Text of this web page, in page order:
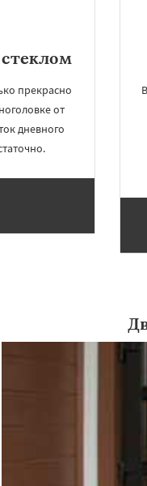
прекрасно
от
дневного
×